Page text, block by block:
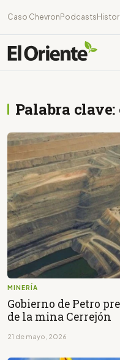
Caso Chevron Podcasts
Palabra
MINERÍA
Gobierno de Petro
de la mina Cerrejón
21 de mayo, 2026